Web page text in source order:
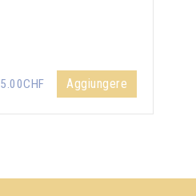
5.00CHF Aggiungere